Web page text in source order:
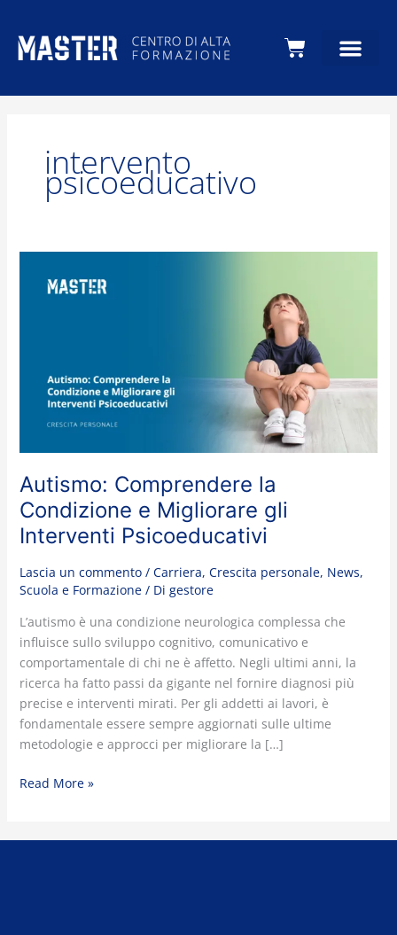
Carrello
intervento
psicoeducativo
Autismo: Comprendere la
Condizione e Migliorare gli
Interventi Psicoeducativi
Lascia un commento / Carriera, Crescita personale, News,
Scuola e Formazione/ Di gestore
L’autismo è una condizione neurologica complessa che
influisce sullo sviluppo cognitivo, comunicativo e
comportamentale di chi ne è affetto. Negli ultimi anni, la
ricerca ha fatto passi da gigante nel fornire diagnosi più
precise e interventi mirati. Per gli addetti ai lavori, è
fondamentale essere sempre aggiornati sulle ultime
metodologie e approcci per migliorare la […]
Comprendere
Interventi
Psicoeducativi
Read More »